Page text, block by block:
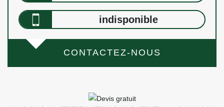
indisponible
CONTACTEZ-NOUS